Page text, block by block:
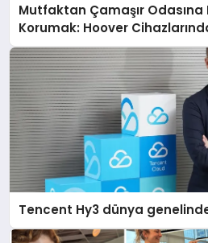
Mutfaktan Çamaşır Odasına
Korumak: Hoover
Destek Deneyimi
Tencent Hy3 dünya